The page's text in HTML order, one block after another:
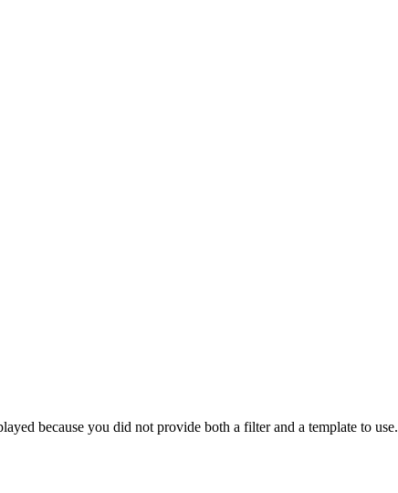
because you did not provide both a filter and a template to use.